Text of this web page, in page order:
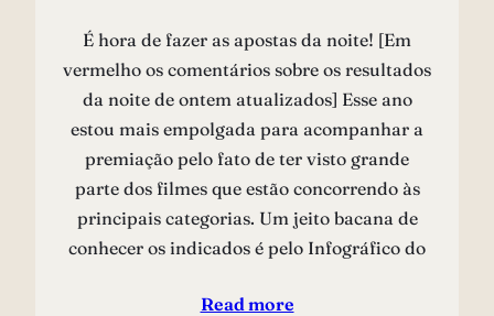
É hora de fazer as apostas da noite! [Em
vermelho os comentários sobre os resultados
da noite de ontem atualizados] Esse ano
estou mais empolgada para acompanhar a
premiação pelo fato de ter visto grande
parte dos filmes que estão concorrendo às
principais categorias. Um jeito bacana de
conhecer os indicados é pelo Infográfico do
Read more